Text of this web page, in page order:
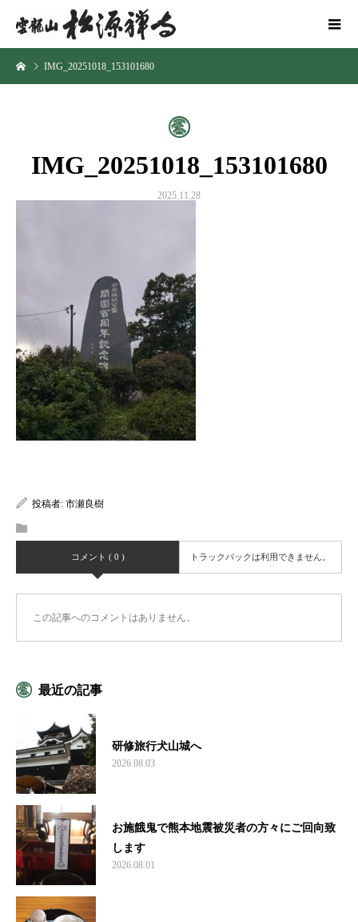
IMG_20251018_153101680
IMG_20251018_153101680
2025.11.28
投稿者: 市瀬良樹
コメント ( 0 ) トラックバックは利用できません。
この記事へのコメントはありません。
最近の記事
研修旅行犬山城へ
2026.08.03
お施餓鬼で熊本地震被災者の方々にご回向致
します
2026.08.01